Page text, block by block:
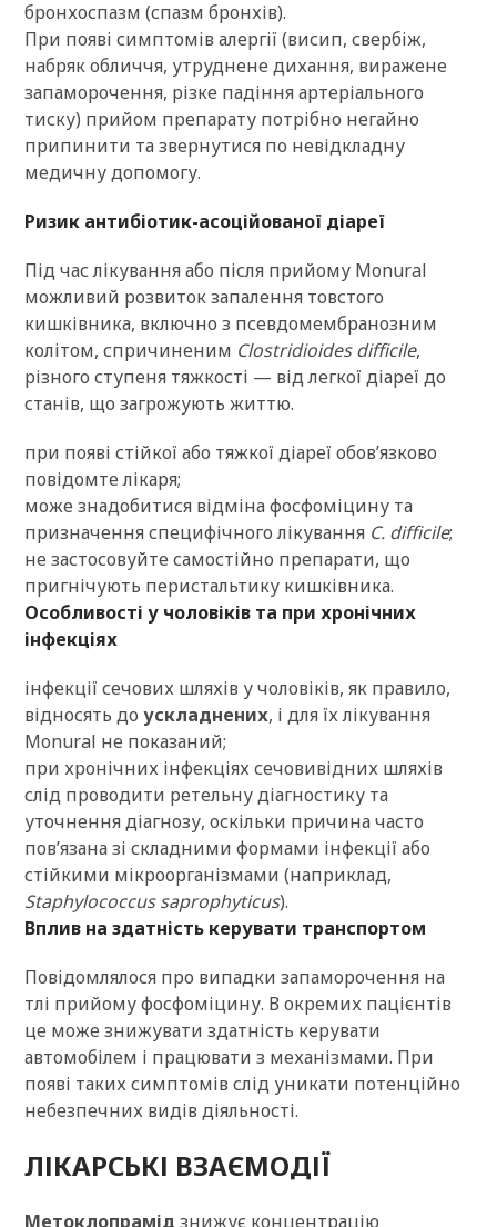
бронхоспазм (спазм бронхів).
При появі симптомів алергії (висип, свербіж,
набряк обличчя, утруднене дихання, виражене
запаморочення, різке падіння артеріального
тиску) прийом препарату потрібно негайно
припинити та звернутися по невідкладну
медичну допомогу.
Ризик антибіотик-асоційованої діареї
Під час лікування або після прийому Monural
можливий розвиток запалення товстого
кишківника, включно з псевдомембранозним
колітом, спричиненим Clostridioides difficile,
різного ступеня тяжкості — від легкої діареї до
станів, що загрожують життю.
при появі стійкої або тяжкої діареї обов’язково
повідомте лікаря;
може знадобитися відміна фосфоміцину та
призначення специфічного лікування C. difficile;
не застосовуйте самостійно препарати, що
пригнічують перистальтику кишківника.
Особливості у чоловіків та при хронічних
інфекціях
інфекції сечових шляхів у чоловіків, як правило,
відносять до ускладнених, і для їх лікування
Monural не показаний;
при хронічних інфекціях сечовивідних шляхів
слід проводити ретельну діагностику та
уточнення діагнозу, оскільки причина часто
пов’язана зі складними формами інфекції або
стійкими мікроорганізмами (наприклад,
Staphylococcus saprophyticus).
Вплив на здатність керувати транспортом
Повідомлялося про випадки запаморочення на
тлі прийому фосфоміцину. В окремих пацієнтів
це може знижувати здатність керувати
автомобілем і працювати з механізмами. При
появі таких симптомів слід уникати потенційно
небезпечних видів діяльності.
ЛІКАРСЬКІ ВЗАЄМОДІЇ
Метоклопрамід знижує концентрацію